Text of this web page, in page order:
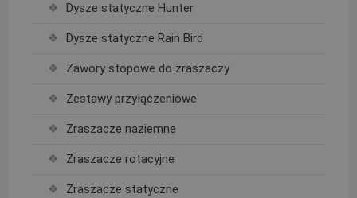
Dysze statyczne Hunter
Dysze statyczne Rain Bird
Zawory stopowe do zraszaczy
Zestawy przyłączeniowe
Zraszacze naziemne
Zraszacze rotacyjne
Zraszacze statyczne